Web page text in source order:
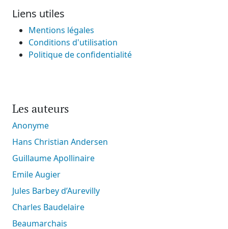
Liens utiles
Mentions légales
Conditions d'utilisation
Politique de confidentialité
Les auteurs
Anonyme
Hans Christian Andersen
Guillaume Apollinaire
Emile Augier
Jules Barbey d’Aurevilly
Charles Baudelaire
Beaumarchais